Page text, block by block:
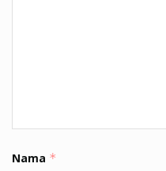
Nama *